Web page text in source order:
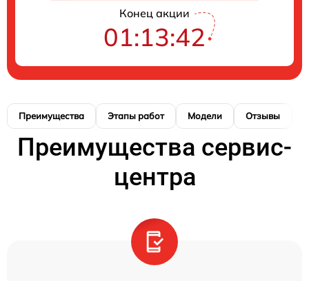
Конец акции
01:13:41
Преимущества Этапы работ Модели Отзывы
Преимущества сервис-
центра